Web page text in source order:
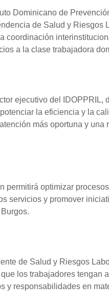
Dominicano de
de Salud y Riesgos
coordinación
a la clase trabajadora
ejecutivo del IDOPPRIL,
la eficiencia y la
más oportuna y una
permitirá optimizar
servicios y promover
de Salud y Riesgos
los trabajadores tengan
y responsabilidades en